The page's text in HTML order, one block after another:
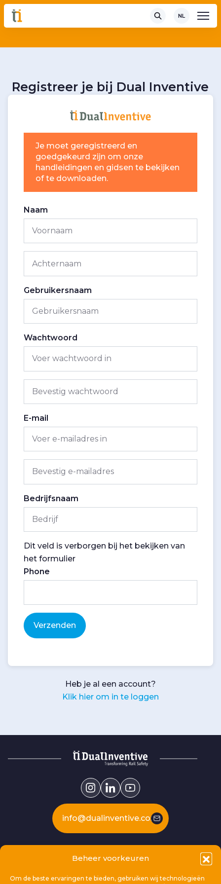
Beheer voorkeuren
Om de beste ervaringen te bieden, gebruiken wij technologieën
NL
Registreer je bij Dual Inventive
Je moet geregistreerd en
goedgekeurd zijn om onze
handleidingen en gidsen te bekijken
of te downloaden.
Naam
Gebruikersnaam
Wachtwoord
E-mail
Bedrijfsnaam
Dit veld is verborgen bij het bekijken van
het formulier
Phone
Heb je al een account?
Klik hier om in te loggen
info@dualinventive.com
Our products